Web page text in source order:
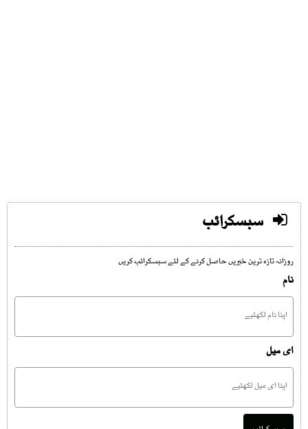
سبسکرائب
روزانہ تازہ ترین خبریں حاصل کرنے کے لئے سبسکرائب کریں
نام
ای میل